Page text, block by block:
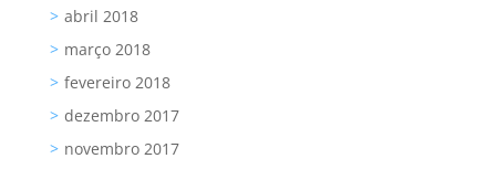
abril 2018
março 2018
fevereiro 2018
dezembro 2017
novembro 2017